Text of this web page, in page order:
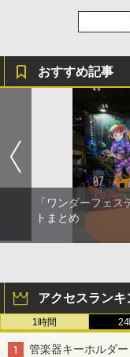
おすすめ記事
「ワンダーフェ
トまとめ
アクセスランキ
1時間 24
管楽器キーホルダ